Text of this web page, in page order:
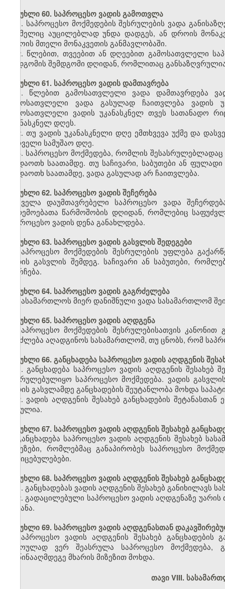
მუხლი 60. საპროცესო ვადის გამოთვლა
1. საპროცესო მოქმედების შესრულების ვადა
რომელიც აუცილებლად უნდა დადგეს, ან დროის
დროის მთელი მონაკვეთის განმავლობაში.
2. წლებით, თვეებით ან დღეებით გამოსათვლელი
დადგომის შემდგომი დღიდან, რომლითაც განსაზღვრულია
მუხლი 61. საპროცესო ვადის დამთავრება
1. წლებით გამოსათვლელი ვადა დამთავრდება
გამოსათვლელი ვადა გასულად ჩაითვლება ვადის
გამოსათვლელი ვადის უკანასკნელ თვეს სათანადო
უკანასკნელ დღეს.
2. თუ ვადის უკანასკნელი დღე ემთხვევა უქმე და
პირველი სამუშაო დღე.
3. საპროცესო მოქმედება, რომლის
ოცდაოთხ საათამდე. თუ საჩივარი, საბუთები ან
ოცდაოთხ საათამდე, ვადა გასულად არ ჩაითვლება.
მუხლი 62. საპროცესო ვადის შეჩერება
ყველა დაუმთავრებელი საპროცესო ვადა
გარემოებათა წარმოშობის დღიდან, რომლებიც
საპროცესო ვადის დენა განახლდება.
მუხლი 63. საპროცესო ვადის გასვლის შედეგები
საპროცესო მოქმედების შესრულების უფლება
ვადის გასვლის შემდეგ. საჩივარი ან საბუთები,
დარჩება.
მუხლი 64. საპროცესო ვადის გაგრძელება
სასამართლოს მიერ დანიშნული ვადა სასამართლომ
მუხლი 65. საპროცესო ვადის აღდგენა
საპროცესო მოქმედების შესრულებისათვის
შეიძლება აღადგინოს სასამართლომ, თუ ცნობს, რომ
მუხლი 66. განცხადება საპროცესო ვადის აღდგენის
1. განცხადება საპროცესო ვადის აღდგენის
შესრულებულიყო საპროცესო მოქმედება. ვადის
ვადის გასვლამდე განცხადების შეუტანლობა მოხდა
2. ვადის აღდგენის შესახებ განცხადების
გასულია.
მუხლი 67. საპროცესო ვადის აღდგენის შესახებ
განცხადება საპროცესო ვადის აღდგენის შესახებ
მიზეზები, რომლებმაც განაპირობეს საპროცესო
მტკიცებულებები.
მუხლი 68. საპროცესო ვადის აღდგენის შესახებ
1. განცხადებას ვადის აღდგენის შესახებ
2. გადაცილებული საპროცესო ვადის აღდგენაზე უარის
შეტანა.
მუხლი 69. საპროცესო ვადის აღდგენასთან
საპროცესო ვადის აღდგენის შესახებ
დროულად ვერ შეასრულა საპროცესო მოქმედება,
მოწინააღმდეგე მხარის მიზეზით მოხდა.
თავი VIII.